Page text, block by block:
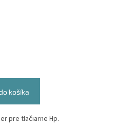
košíka
pre tlačiarne Hp.